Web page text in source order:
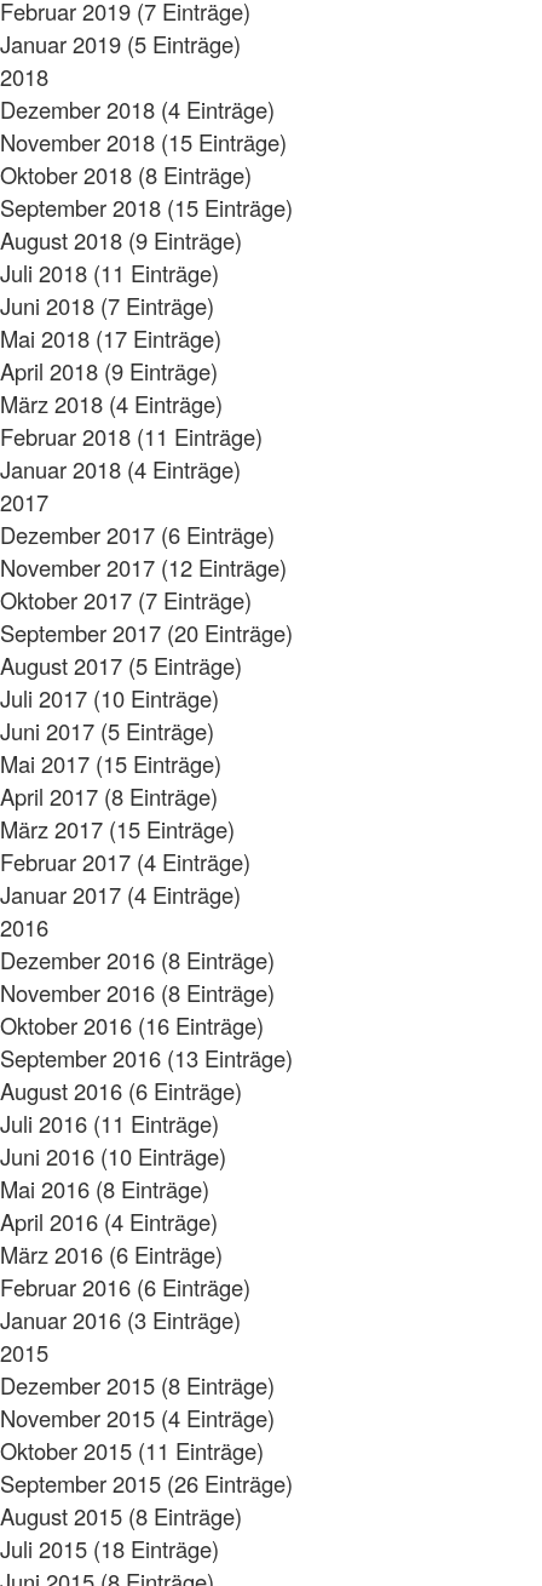
Februar 2019 (7 Einträge)
Januar 2019 (5 Einträge)
2018
Dezember 2018 (4 Einträge)
November 2018 (15 Einträge)
Oktober 2018 (8 Einträge)
September 2018 (15 Einträge)
August 2018 (9 Einträge)
Juli 2018 (11 Einträge)
Juni 2018 (7 Einträge)
Mai 2018 (17 Einträge)
April 2018 (9 Einträge)
März 2018 (4 Einträge)
Februar 2018 (11 Einträge)
Januar 2018 (4 Einträge)
2017
Dezember 2017 (6 Einträge)
November 2017 (12 Einträge)
Oktober 2017 (7 Einträge)
September 2017 (20 Einträge)
August 2017 (5 Einträge)
Juli 2017 (10 Einträge)
Juni 2017 (5 Einträge)
Mai 2017 (15 Einträge)
April 2017 (8 Einträge)
März 2017 (15 Einträge)
Februar 2017 (4 Einträge)
Januar 2017 (4 Einträge)
2016
Dezember 2016 (8 Einträge)
November 2016 (8 Einträge)
Oktober 2016 (16 Einträge)
September 2016 (13 Einträge)
August 2016 (6 Einträge)
Juli 2016 (11 Einträge)
Juni 2016 (10 Einträge)
Mai 2016 (8 Einträge)
April 2016 (4 Einträge)
März 2016 (6 Einträge)
Februar 2016 (6 Einträge)
Januar 2016 (3 Einträge)
2015
Dezember 2015 (8 Einträge)
November 2015 (4 Einträge)
Oktober 2015 (11 Einträge)
September 2015 (26 Einträge)
August 2015 (8 Einträge)
Juli 2015 (18 Einträge)